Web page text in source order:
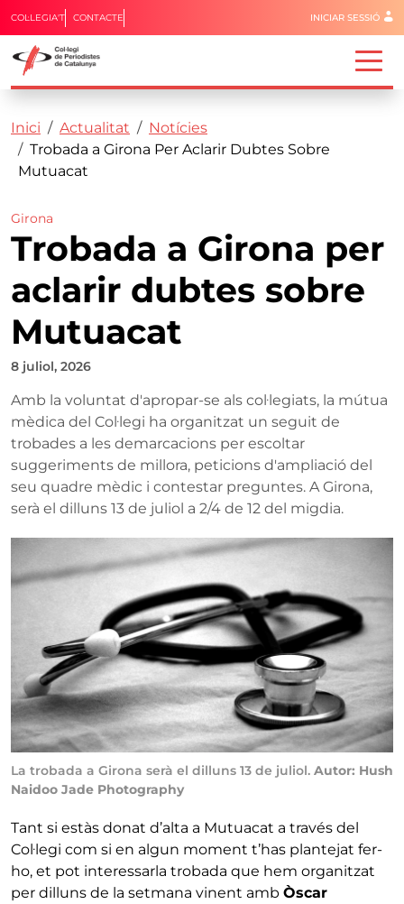
Vés al contingut
Capçalera
COL·LEGIA'T CONTACTE Menú del
INICIAR SESSIÓ
Fil d'ariadna
Inici Actualitat
Notícies
Trobada a Girona Per Aclarir Dubtes Sobre
Mutuacat
Girona
Trobada a Girona per
aclarir dubtes sobre
Mutuacat
8 juliol, 2026
Amb la voluntat d'apropar-se als col·legiats, la mútua
mèdica del Col·legi ha organitzat un seguit de
trobades a les demarcacions per escoltar
suggeriments de millora, peticions d'ampliació del
seu quadre mèdic i contestar preguntes. A Girona,
serà el dilluns 13 de juliol a 2/4 de 12 del migdia.
La trobada a Girona serà el dilluns 13 de juliol. Autor: Hush
Naidoo Jade Photography
Tant si estàs donat d’alta a Mutuacat a través del
Col·legi com si en algun moment t’has plantejat fer-
ho, et pot interessarla trobada que hem organitzat
per dilluns de la setmana vinent amb Òscar